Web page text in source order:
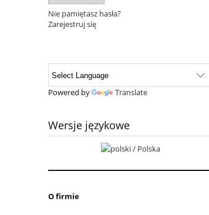
Nie pamiętasz hasła?
Zarejestruj się
Powered by Translate
Wersje językowe
O firmie